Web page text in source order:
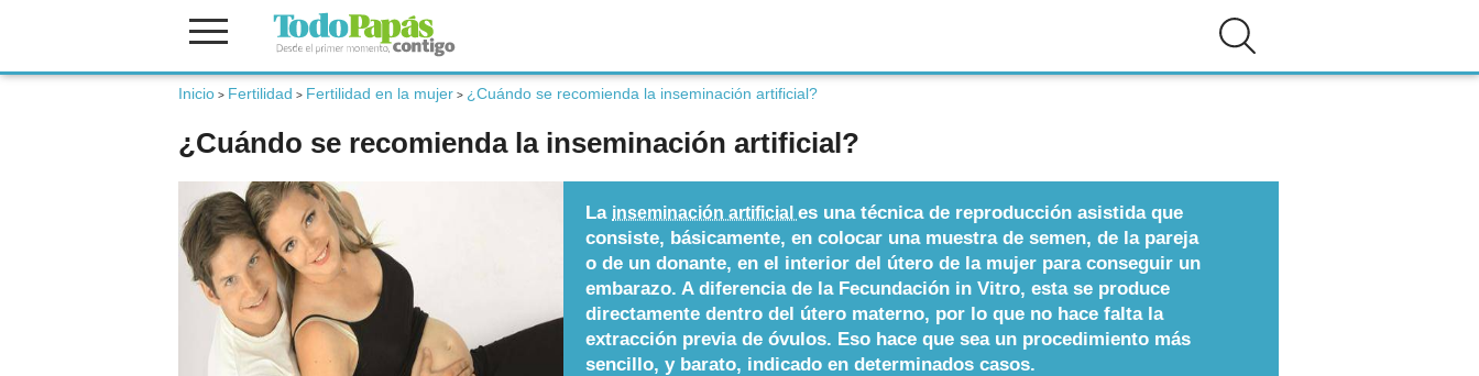
Inicio > Fertilidad > Fertilidad en la mujer > ¿Cuándo se recomienda la inseminación artificial?
¿Cuándo se recomienda la inseminación artificial?
La inseminación artificial es una técnica de reproducción asistida que
consiste, básicamente, en colocar una muestra de semen, de la pareja
o de un donante, en el interior del útero de la mujer para conseguir un
embarazo. A diferencia de la Fecundación in Vitro, esta se produce
directamente dentro del útero materno, por lo que no hace falta la
extracción previa de óvulos. Eso hace que sea un procedimiento más
sencillo, y barato, indicado en determinados casos.